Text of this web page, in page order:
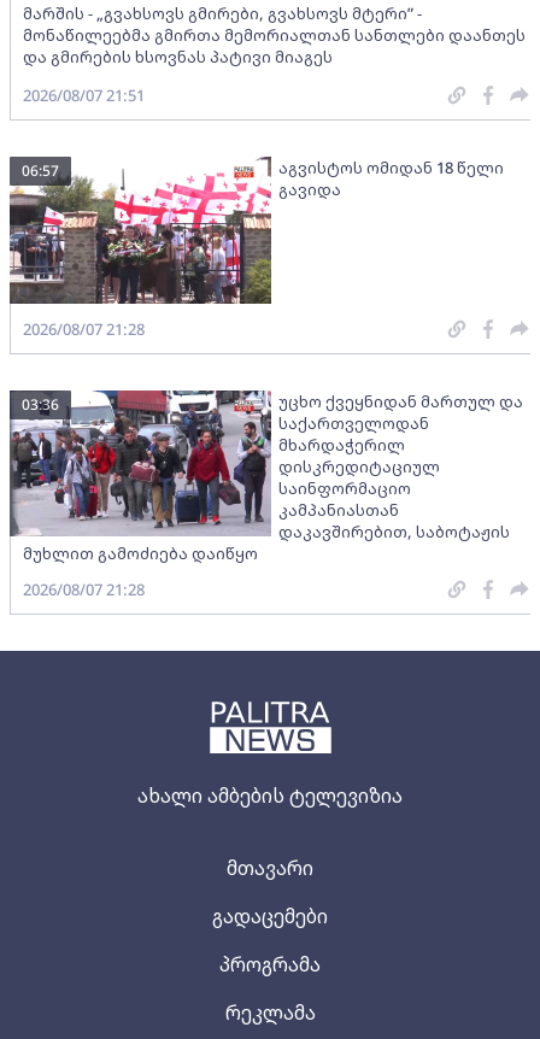
ახალი ამბების ტელევიზია
მთავარი
გადაცემები
პროგრამა
რეკლამა
მარშის - „გვახსოვს გმირები, გვახსოვს მტერი” -
მონაწილეებმა გმირთა მემორიალთან სანთლები დაანთეს
და გმირების ხსოვნას პატივი მიაგეს
2026/08/07 21:51
აგვისტოს ომიდან 18 წელი
გავიდა
06:57
2026/08/07 21:28
უცხო ქვეყნიდან მართულ და
საქართველოდან
მხარდაჭერილ
დისკრედიტაციულ
საინფორმაციო
კამპანიასთან
დაკავშირებით, საბოტაჟის
მუხლით გამოძიება დაიწყო
03:36
2026/08/07 21:28